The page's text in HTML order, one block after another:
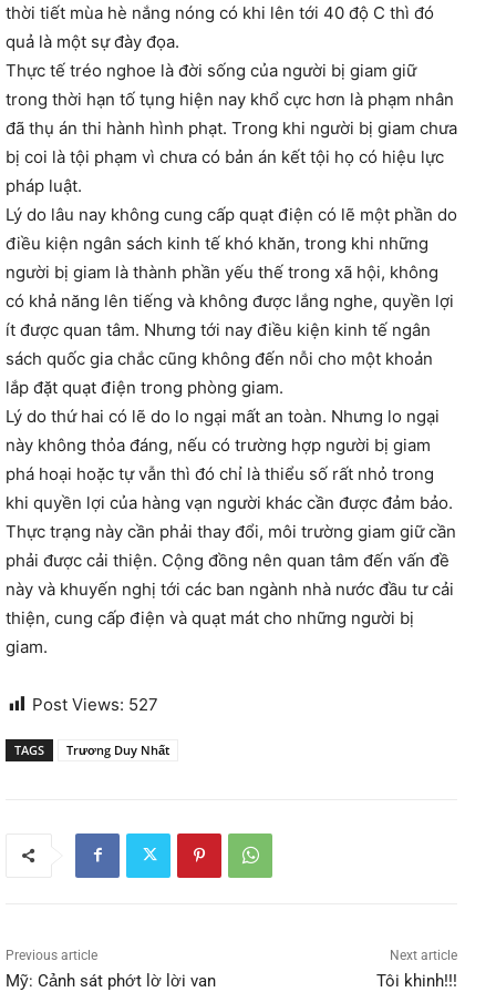
thời tiết mùa hè nắng nóng có khi lên tới 40 độ C thì đó
quả là một sự đày đọa.
Thực tế tréo nghoe là đời sống của người bị giam giữ
trong thời hạn tố tụng hiện nay khổ cực hơn là phạm nhân
đã thụ án thi hành hình phạt. Trong khi người bị giam chưa
bị coi là tội phạm vì chưa có bản án kết tội họ có hiệu lực
pháp luật.
Lý do lâu nay không cung cấp quạt điện có lẽ một phần do
điều kiện ngân sách kinh tế khó khăn, trong khi những
người bị giam là thành phần yếu thế trong xã hội, không
có khả năng lên tiếng và không được lắng nghe, quyền lợi
ít được quan tâm. Nhưng tới nay điều kiện kinh tế ngân
sách quốc gia chắc cũng không đến nỗi cho một khoản
lắp đặt quạt điện trong phòng giam.
Lý do thứ hai có lẽ do lo ngại mất an toàn. Nhưng lo ngại
này không thỏa đáng, nếu có trường hợp người bị giam
phá hoại hoặc tự vẫn thì đó chỉ là thiểu số rất nhỏ trong
khi quyền lợi của hàng vạn người khác cần được đảm bảo.
Thực trạng này cần phải thay đổi, môi trường giam giữ cần
phải được cải thiện. Cộng đồng nên quan tâm đến vấn đề
này và khuyến nghị tới các ban ngành nhà nước đầu tư cải
thiện, cung cấp điện và quạt mát cho những người bị
giam.
Post Views: 527
TAGS Trương Duy Nhất
Previous article
Mỹ: Cảnh sát phớt lờ lời van
Next article
Tôi khinh!!!